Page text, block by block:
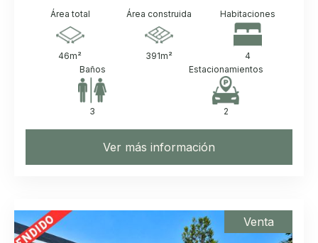
Área total
46m²
Área construida
391m²
Habitaciones
4
Baños
3
Estacionamientos
2
Ver más información
Venta